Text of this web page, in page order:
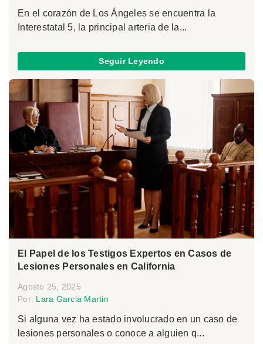
En el corazón de Los Ángeles se encuentra la
Interestatal 5, la principal arteria de la...
Seguir Leyendo
El Papel de los Testigos Expertos en Casos de
Lesiones Personales en California
Agosto 25, 2025
Por: Lara Garcia Martin
Si alguna vez ha estado involucrado en un caso de
lesiones personales o conoce a alguien q...